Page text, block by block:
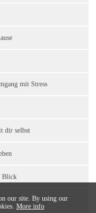
mit Stress
dir selbst
Blick
our site. By using our
More info